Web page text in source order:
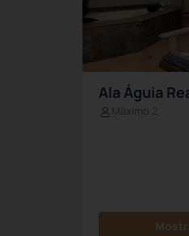
Ala Águia
Máximo 2